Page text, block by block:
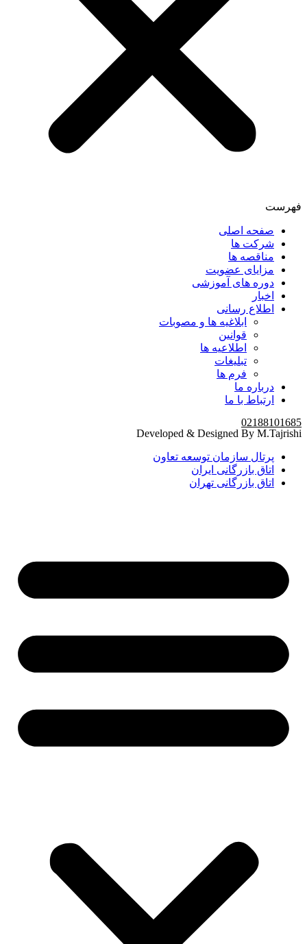
فهرست
صفحه اصلی
شرکت ها
مناقصه ها
مزایای عضویت
دوره های آموزشی
اخبار
اطلاع رسانی
ابلاغیه ها و مصوبات
قوانین
اطلاعیه ها
تبلیغات
فرم ها
درباره ما
ارتباط با ما
02188101685
Developed & Designed By M.Tajrishi
پرتال سازمان توسعه تعاون
اتاق بازرگانی ایران
اتاق بازرگانی تهران